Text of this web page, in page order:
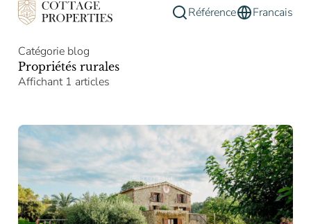
Référence Francais
Catégorie blog
Propriétés rurales
Affichant 1 articles